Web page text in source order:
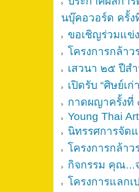
นบุ๊คอวอร์ด ครั้
ขอเชิญร่วมแข่
โครงการกล้า
เสวนา ๒๕ ปีส
เปิดรับ “ศิษย์เ
กาดผญาครั้งที่
Young Thai
นิทรรศการจัด
โครงการกล้า
กิจกรรม คุณ...
โครงการแลก